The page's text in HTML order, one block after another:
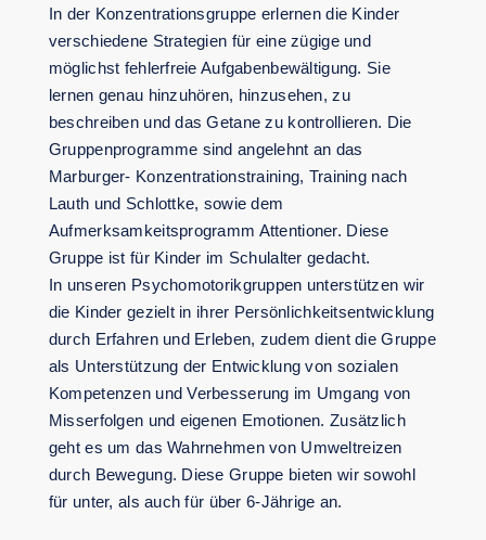
In der Konzentrationsgruppe erlernen die Kinder
verschiedene Strategien für eine zügige und
möglichst fehlerfreie Aufgabenbewältigung. Sie
lernen genau hinzuhören, hinzusehen, zu
beschreiben und das Getane zu kontrollieren. Die
Gruppenprogramme sind angelehnt an das
Marburger- Konzentrationstraining, Training nach
Lauth und Schlottke, sowie dem
Aufmerksamkeitsprogramm Attentioner. Diese
Gruppe ist für Kinder im Schulalter gedacht.
In unseren Psychomotorikgruppen unterstützen wir
die Kinder gezielt in ihrer Persönlichkeitsentwicklung
durch Erfahren und Erleben, zudem dient die Gruppe
als Unterstützung der Entwicklung von sozialen
Kompetenzen und Verbesserung im Umgang von
Misserfolgen und eigenen Emotionen. Zusätzlich
geht es um das Wahrnehmen von Umweltreizen
durch Bewegung. Diese Gruppe bieten wir sowohl
für unter, als auch für über 6-Jährige an.